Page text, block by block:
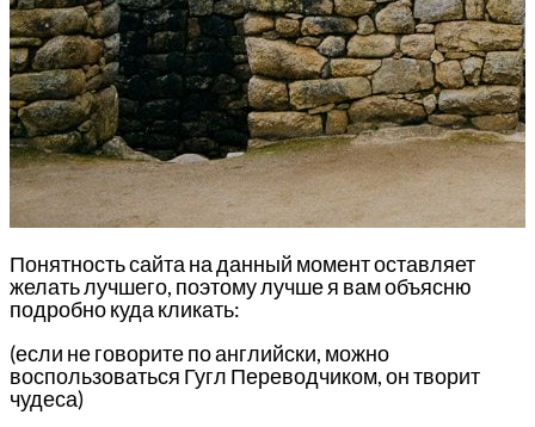
Понятность сайта на данный момент оставляет
желать лучшего, поэтому лучше я вам объясню
подробно куда кликать:
(если не говорите по английски, можно
воспользоваться Гугл Переводчиком, он творит
чудеса)